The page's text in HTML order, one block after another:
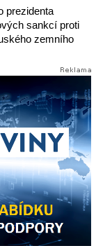
prezidenta
sankcí proti
zemního